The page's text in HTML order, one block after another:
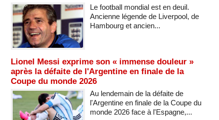
Le football mondial est en deuil.
Ancienne légende de Liverpool, de
Hambourg et ancien...
Lionel Messi exprime son « immense douleur »
après la défaite de l'Argentine en finale de la
Coupe du monde 2026
Au lendemain de la défaite de
l'Argentine en finale de la Coupe du
monde 2026 face à l'Espagne,...